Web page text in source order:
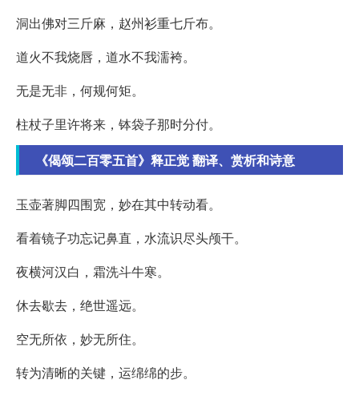
洞出佛对三斤麻，赵州衫重七斤布。
道火不我烧唇，道水不我濡袴。
无是无非，何规何矩。
柱杖子里许将来，钵袋子那时分付。
《偈颂二百零五首》释正觉 翻译、赏析和诗意
玉壶著脚四围宽，妙在其中转动看。
看着镜子功忘记鼻直，水流识尽头颅干。
夜横河汉白，霜洗斗牛寒。
休去歇去，绝世遥远。
空无所依，妙无所住。
转为清晰的关键，运绵绵的步。